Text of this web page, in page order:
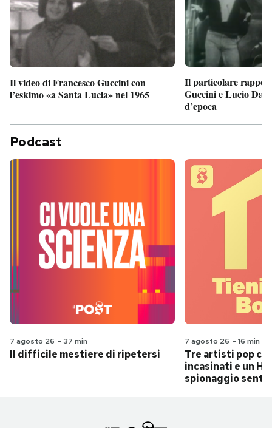
Il video di Francesco Guccini con
l’eskimo «a Santa Lucia» nel 1965
Il particolare
Guccini e Lucio
d’epoca
Podcast
7 agosto 26 - 37 min
Il difficile mestiere di ripetersi
7 agosto 26 - 16 min
Tre artisti pop
incasinati e un
spionaggio